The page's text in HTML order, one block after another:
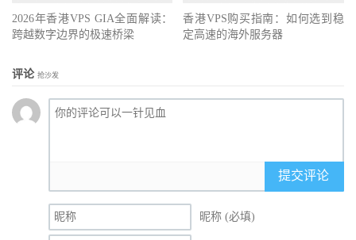
2026年香港VPS GIA全面解读：
跨越数字边界的极速桥梁
香港VPS购买指南：如何选到稳
定高速的海外服务器
评论 抢沙发
提交评论
昵称 (必填)